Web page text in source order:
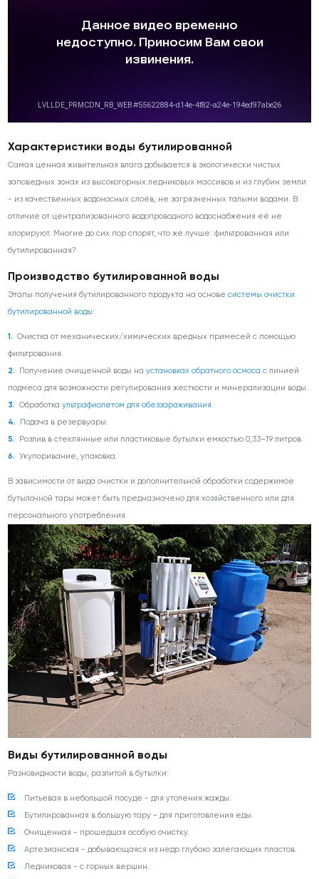
Характеристики воды бутилированной
Самая ценная живительная влага добывается в экологически чистых
заповедных зонах из высокогорных ледниковых массивов и из глубин земли
- из качественных водоносных слоёв, не загрязненных талыми водами. В
отличие от централизованного водопроводного водоснабжения её не
хлорируют. Многие до сих пор спорят, что же лучше: фильтрованная или
бутилированная?
Производство бутилированной воды
Этапы получения бутилированного продукта на основесистемы очистки
бутилированной воды:
Очистка от механических/химических вредных примесей с помощью
фильтрования.
Получение очищенной воды на установках обратного осмоса с линией
подмеса для возможности регулирования жесткости и минерализации воды.
Обработка ультрафиолетом для обеззараживания.
Подача в резервуары.
Розлив в стеклянные или пластиковые бутылки емкостью 0,33–19 литров.
Укупоривание, упаковка.
В зависимости от вида очистки и дополнительной обработки содержимое
бутылочной тары может быть предназначено для хозяйственного или для
персонального употребления.
Виды бутилированной воды
Разновидности воды, разлитой в бутылки:
Питьевая в небольшой посуде - для утоления жажды.
Бутилированная в большую тару - для приготовления еды.
Очищенная - прошедшая особую очистку.
Артезианская - добывающаяся из недр глубоко залегающих пластов.
Ледниковая - с горных вершин.